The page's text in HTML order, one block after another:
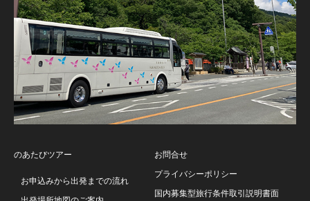
のあたびツアー
お申込みから出発までの流れ
お問合せ
プライバシーポリシー
国内募集型旅行条件取引説明書面